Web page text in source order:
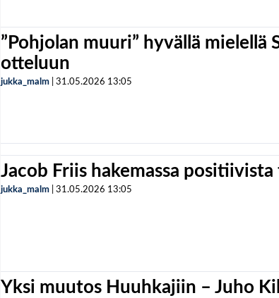
”Pohjolan muuri” hyvällä mielellä
otteluun
jukka_malm 31.05.2026 13:05
Jacob Friis hakemassa
jukka_malm 31.05.2026 13:05
Yksi muutos Huuhkajiin – Juho